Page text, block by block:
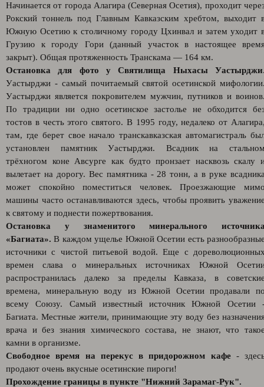
Начинается от города Алагира (Северная Осетия), проходит
Рокский тоннель под Главным Кавказским хребтом, выходит
Южную Осетию к столичному городу Цхинвал и затем уходит
Грузию к городу Гори (данный участок в настоящее
закрыт). Общая протяженность Транскама — 164 км.
Остановка для фото у Святилища Ныхасы Уастырджи
Уастырджи - самый почитаемый святой осетинской
Уастырджи является покровителем мужчин, путников и
По традиции ни одно осетинское застолье не обходится
тостов в честь этого святого. В 1995 году, недалеко от
там, где берет свое начало транскавказская автомагистраль
установлен памятник Уастырджи. Всадник на
трёхногом коне Авсурге как будто пронзает насквозь скалу
вылетает на дорогу. Вес памятника - 28 тонн, а в руке
может спокойно поместиться человек. Проезжающие
машины часто останавливаются здесь, чтобы проявить
к святому и поднести пожертвования.
Остановка у знаменитого минерального
«Багиата». В каждом ущелье Южной Осетии есть
источники с чистой питьевой водой. Еще с
времен слава о минеральных источниках Южной
распространилась далеко за пределы Кавказа, в
времена, минеральную воду из Южной Осетии продавали
всему Союзу. Самый известный источник Южной Осетии
Багиата. Местные жители, принимающие эту воду без
врача и без знания химического состава, не знают, что
камни в организме.
Свободное время на перекус в придорожном кафе-
продают очень вкусные осетинские пироги!
Прохождение границы в пункте "Нижний Зарамаг-Рук".